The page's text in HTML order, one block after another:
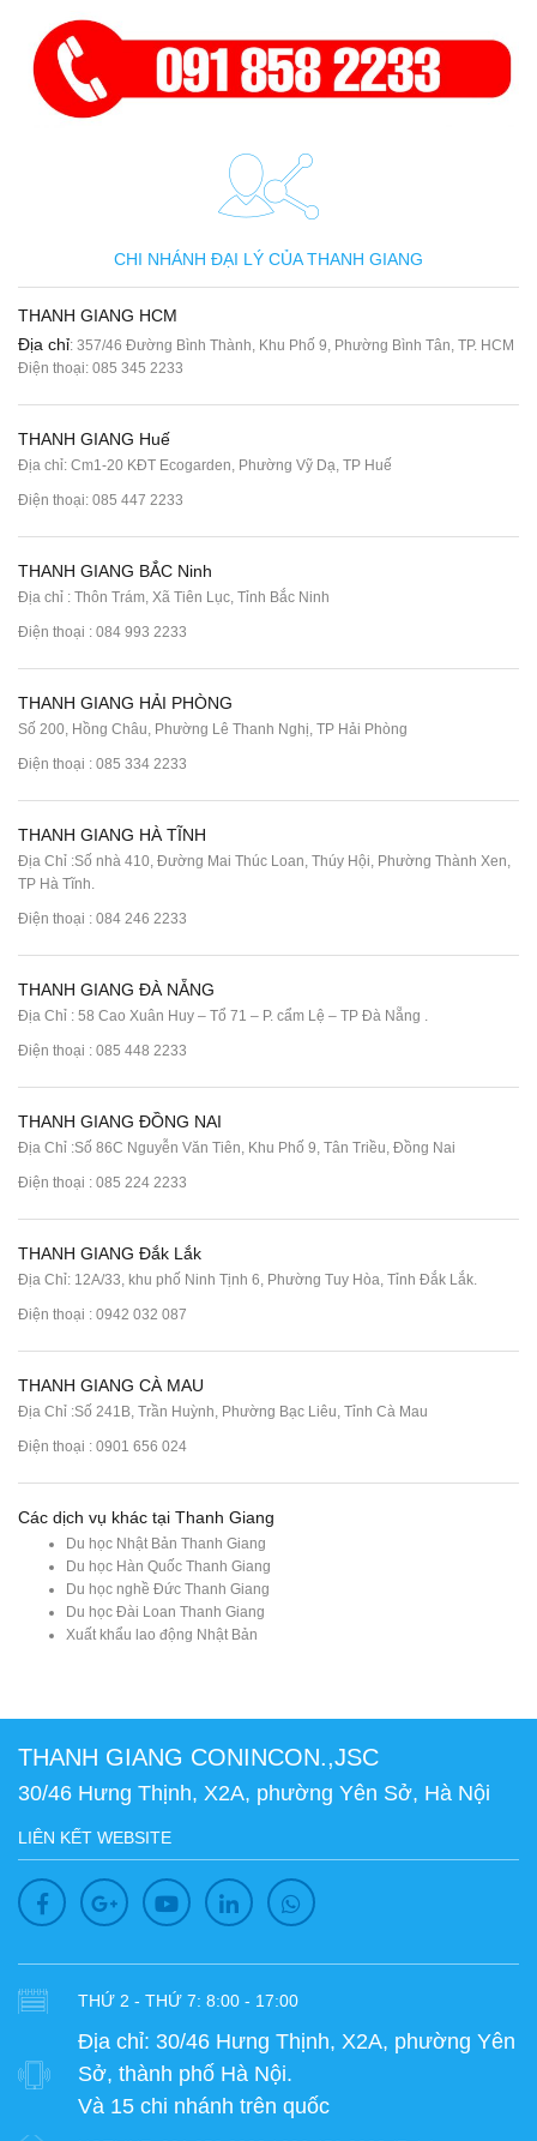
CHI NHÁNH ĐẠI LÝ CỦA THANH GIANG
THANH GIANG HCM
Địa chỉ: 357/46 Đường Bình Thành, Khu Phố 9, Phường Bình Tân, TP. HCM
Điện thoại: 085 345 2233
THANH GIANG Huế
Địa chỉ: Cm1-20 KĐT Ecogarden, Phường Vỹ Dạ, TP Huế
Điện thoại: 085 447 2233
THANH GIANG BẮC Ninh
Địa chỉ : Thôn Trám, Xã Tiên Lục, Tỉnh Bắc Ninh
Điện thoại : 084 993 2233
THANH GIANG HẢI PHÒNG
Số 200, Hồng Châu, Phường Lê Thanh Nghị, TP Hải Phòng
Điện thoại : 085 334 2233
THANH GIANG HÀ TĨNH
Địa Chỉ :Số nhà 410, Đường Mai Thúc Loan, Thúy Hội, Phường Thành Xen,
TP Hà Tĩnh.
Điện thoại : 084 246 2233
THANH GIANG ĐÀ NẴNG
Địa Chỉ : 58 Cao Xuân Huy – Tổ 71 – P. cẩm Lệ – TP Đà Nẵng .
Điện thoại : 085 448 2233
THANH GIANG ĐỒNG NAI
Địa Chỉ :Số 86C Nguyễn Văn Tiên, Khu Phố 9, Tân Triều, Đồng Nai
Điện thoại : 085 224 2233
THANH GIANG Đắk Lắk
Địa Chỉ: 12A/33, khu phố Ninh Tịnh 6, Phường Tuy Hòa, Tỉnh Đắk Lắk.
Điện thoại : 0942 032 087
THANH GIANG CÀ MAU
Địa Chỉ :Số 241B, Trần Huỳnh, Phường Bạc Liêu, Tỉnh Cà Mau
Điện thoại : 0901 656 024
Các dịch vụ khác tại Thanh Giang
Du học Nhật Bản Thanh Giang
Du học Hàn Quốc Thanh Giang
Du học nghề Đức Thanh Giang
Du học Đài Loan Thanh Giang
Xuất khẩu lao động Nhật Bản
THANH GIANG CONINCON.,JSC
30/46 Hưng Thịnh, X2A, phường Yên Sở, Hà Nội
LIÊN KẾT WEBSITE
THỨ 2 - THỨ 7: 8:00 - 17:00
Địa chỉ: 30/46 Hưng Thịnh, X2A, phường Yên
Sở, thành phố Hà Nội.
Và 15 chi nhánh trên quốc